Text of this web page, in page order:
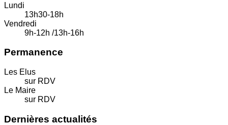
Lundi
13h30-18h
Vendredi
9h-12h /13h-16h
Permanence
Les Elus
sur RDV
Le Maire
sur RDV
Dernières actualités